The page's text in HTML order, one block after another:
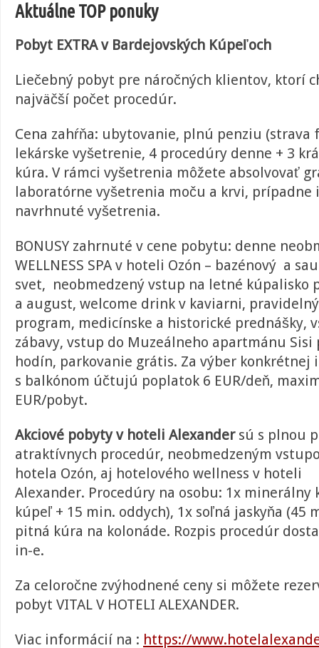
Aktuálne TOP ponuky
Pobyt EXTRAv Bardejovských Kúpeľoch
Liečebný pobyt pre náročných klientov, ktorí
najväčší počet procedúr.
Cena zahŕňa: ubytovanie, plnú penziu
lekárske vyšetrenie, 4 procedúry denne + 3
kúra. V rámci vyšetrenia môžete absolvovať
laboratórne vyšetrenia moču a krvi, prípadne
navrhnuté vyšetrenia.
BONUSY zahrnuté v cene pobytu: denne
WELLNESS SPA v hoteli Ozón – bazénový a
svet, neobmedzený vstup na letné kúpalisko
a august, welcome drink v kaviarni,
program, medicínske a historické prednášky,
zábavy, vstup do Muzeálneho apartmánu Sisi
hodín, parkovanie grátis. Za výber konkrétnej
s balkónom účtujú poplatok 6 EUR/deň,
EUR/pobyt.
Akciové pobyty v hoteli Alexandersú s plnou
atraktívnych procedúr, neobmedzeným
hotela Ozón, aj hotelového wellness v hoteli
Alexander. Procedúry na osobu: 1x minerálny
kúpeľ + 15 min. oddych), 1x soľná jaskyňa (45
pitná kúra na kolonáde. Rozpis procedúr
in-e.
Za celoročne zvýhodnené ceny si môžete
pobyt VITAL V HOTELI ALEXANDER.
Viac informácií na : https://